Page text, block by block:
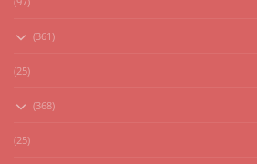
(361)
(25)
(368)
(25)